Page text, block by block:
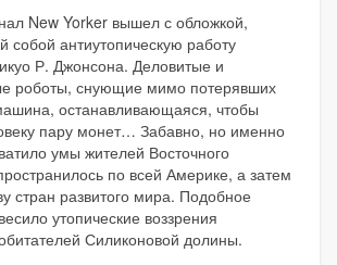
New Yorker вышел с обложкой,
собой антиутопическую работу
Р. Джонсона. Деловитые и
роботы, снующие мимо потерявших
останавливающаяся, чтобы
пару монет… Забавно, но именно
умы жителей Восточного
по всей Америке, а затем
стран развитого мира. Подобное
утопические воззрения
Силиконовой долины.